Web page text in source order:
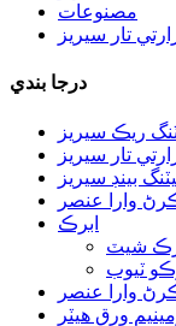
مصنوعات
تار سيريز
درجا بندي
ريڪ سيريز
تار سيريز
بينڊ سيريز
وارا عنصر
ابرڪ
شيٽ
ٽيوب
وارا عنصر
ورق هيٽر